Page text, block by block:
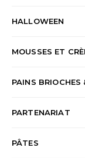
HALLOWEEN
MOUSSES ET
PAINS BRIOCHES
PARTENARIAT
PÂTES